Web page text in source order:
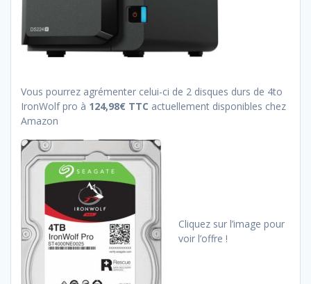
Vous pourrez agrémenter celui-ci de 2 disques durs de 4to
IronWolf pro à 124,98€ TTC actuellement disponibles chez
Amazon
Cliquez sur l’image pour
voir l’offre !